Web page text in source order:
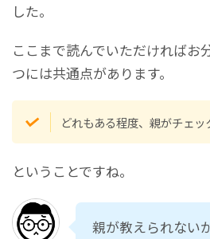
した。
ここまで読んでいただければお
つには共通点があります。
どれもある程度、親がチェ
ということですね。
親が教えられない